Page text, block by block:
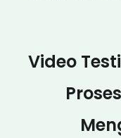
Video